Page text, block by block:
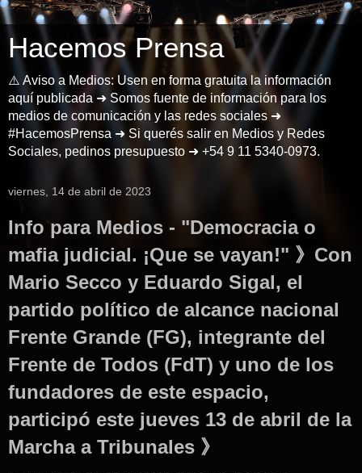
Hacemos Prensa
⚠️ Aviso a Medios: Usen en forma gratuita la información
aquí publicada ➜ Somos fuente de información para los
medios de comunicación y las redes sociales ➜
#HacemosPrensa ➜ Si querés salir en Medios y Redes
Sociales, pedinos presupuesto ➜ +54 9 11 5340-0973.
viernes, 14 de abril de 2023
Info para Medios - "Democracia o
mafia judicial. ¡Que se vayan!" 》Con
Mario Secco y Eduardo Sigal, el
partido político de alcance nacional
Frente Grande (FG), integrante del
Frente de Todos (FdT) y uno de los
fundadores de este espacio,
participó este jueves 13 de abril de la
Marcha a Tribunales 》